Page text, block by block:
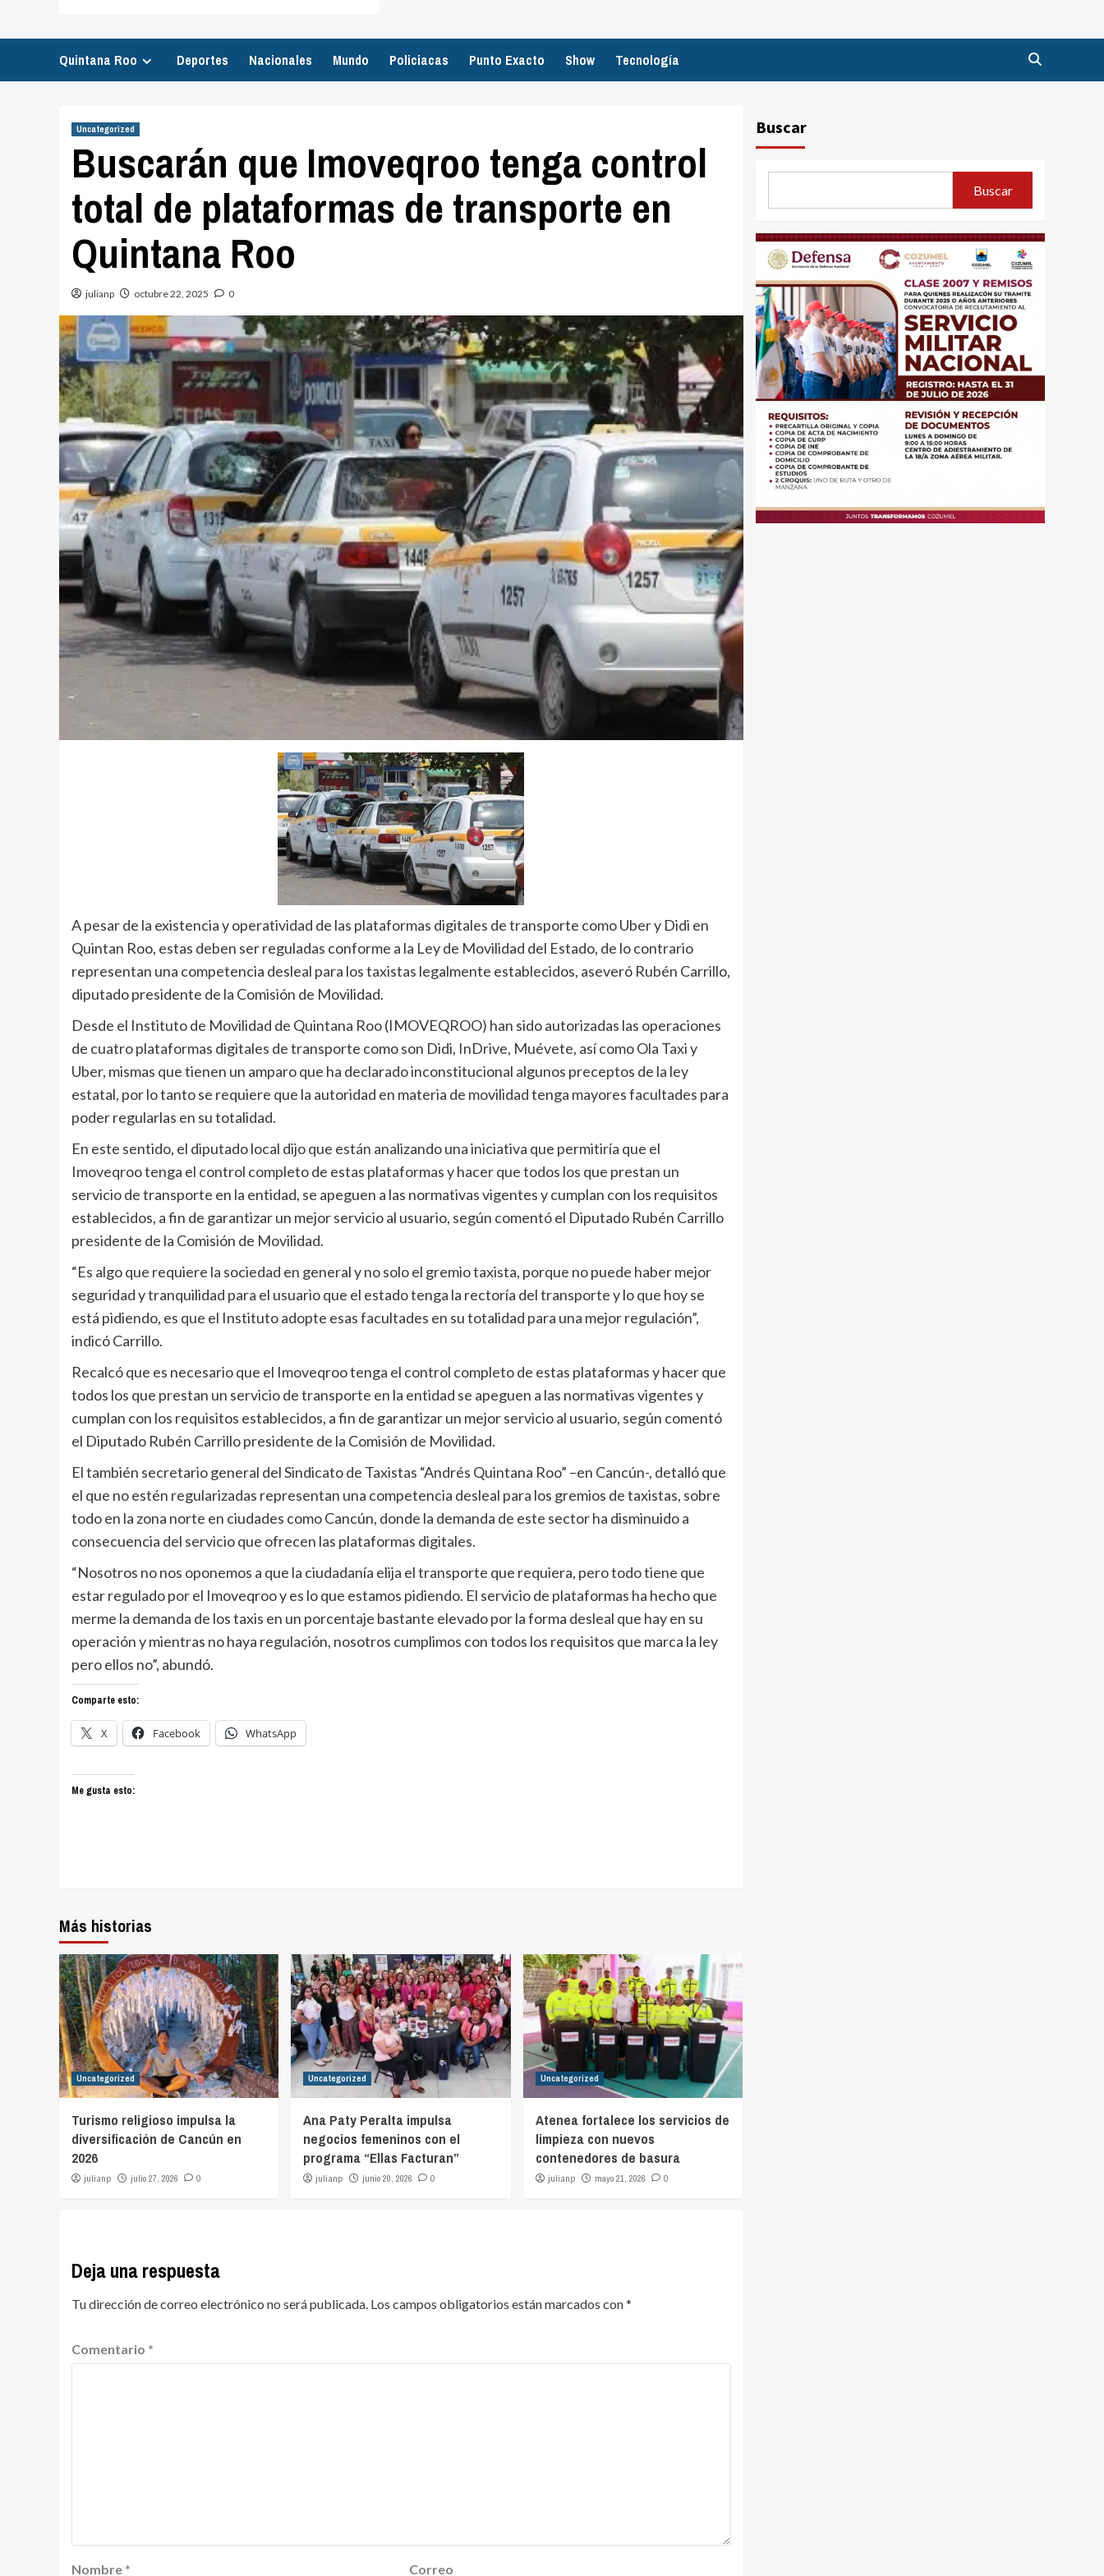
Quintana Roo Deportes Nacionales Mundo Policiacas Punto Exacto Show Tecnología
Uncategorized
Buscarán que Imoveqroo tenga control
total de plataformas de transporte en
Quintana Roo
julianp octubre 22, 2025 0
A pesar de la existencia y operatividad de las plataformas digitales de transporte como Uber y Didi en
Quintan Roo, estas deben ser reguladas conforme a la Ley de Movilidad del Estado, de lo contrario
representan una competencia desleal para los taxistas legalmente establecidos, aseveró Rubén Carrillo,
diputado presidente de la Comisión de Movilidad.
Desde el Instituto de Movilidad de Quintana Roo (IMOVEQROO) han sido autorizadas las operaciones
de cuatro plataformas digitales de transporte como son Didi, InDrive, Muévete, así como Ola Taxi y
Uber, mismas que tienen un amparo que ha declarado inconstitucional algunos preceptos de la ley
estatal, por lo tanto se requiere que la autoridad en materia de movilidad tenga mayores facultades para
poder regularlas en su totalidad.
En este sentido, el diputado local dijo que están analizando una iniciativa que permitiría que el
Imoveqroo tenga el control completo de estas plataformas y hacer que todos los que prestan un
servicio de transporte en la entidad, se apeguen a las normativas vigentes y cumplan con los requisitos
establecidos, a fin de garantizar un mejor servicio al usuario, según comentó el Diputado Rubén Carrillo
presidente de la Comisión de Movilidad.
“Es algo que requiere la sociedad en general y no solo el gremio taxista, porque no puede haber mejor
seguridad y tranquilidad para el usuario que el estado tenga la rectoría del transporte y lo que hoy se
está pidiendo, es que el Instituto adopte esas facultades en su totalidad para una mejor regulación”,
indicó Carrillo.
Recalcó que es necesario que el Imoveqroo tenga el control completo de estas plataformas y hacer que
todos los que prestan un servicio de transporte en la entidad se apeguen a las normativas vigentes y
cumplan con los requisitos establecidos, a fin de garantizar un mejor servicio al usuario, según comentó
el Diputado Rubén Carrillo presidente de la Comisión de Movilidad.
El también secretario general del Sindicato de Taxistas “Andrés Quintana Roo” –en Cancún-, detalló que
el que no estén regularizadas representan una competencia desleal para los gremios de taxistas, sobre
todo en la zona norte en ciudades como Cancún, donde la demanda de este sector ha disminuido a
consecuencia del servicio que ofrecen las plataformas digitales.
“Nosotros no nos oponemos a que la ciudadanía elija el transporte que requiera, pero todo tiene que
estar regulado por el Imoveqroo y es lo que estamos pidiendo. El servicio de plataformas ha hecho que
merme la demanda de los taxis en un porcentaje bastante elevado por la forma desleal que hay en su
operación y mientras no haya regulación, nosotros cumplimos con todos los requisitos que marca la ley
pero ellos no”, abundó.
Comparte esto:
X Facebook WhatsApp
Me gusta esto:
Más historias
Uncategorized
Turismo religioso impulsa la
diversificación de Cancún en
2026
julianp julio 27, 2026 0
Uncategorized
Ana Paty Peralta impulsa
negocios femeninos con el
programa “Ellas Facturan”
julianp junio 20, 2026 0
Uncategorized
Atenea fortalece los servicios de
limpieza con nuevos
contenedores de basura
julianp mayo 21, 2026 0
Deja una respuesta
Tu dirección de correo electrónico no será publicada. Los campos obligatorios están marcados con*
Comentario *
Nombre * Correo
Buscar
Buscar